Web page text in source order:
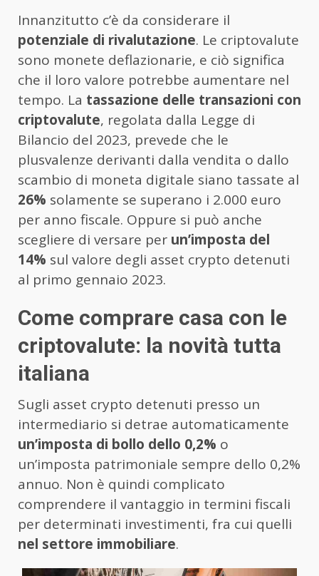
Innanzitutto c’è da considerare il
potenziale di rivalutazione. Le criptovalute
sono monete deflazionarie, e ciò significa
che il loro valore potrebbe aumentare nel
tempo. La tassazione delle transazioni con
criptovalute, regolata dalla Legge di
Bilancio del 2023, prevede che le
plusvalenze derivanti dalla vendita o dallo
scambio di moneta digitale siano tassate al
26% solamente se superano i 2.000 euro
per anno fiscale. Oppure si può anche
scegliere di versare per un’imposta del
14% sul valore degli asset crypto detenuti
al primo gennaio 2023.
Come comprare casa con le
criptovalute: la novità tutta
italiana
Sugli asset crypto detenuti presso un
intermediario si detrae automaticamente
un’imposta di bollo dello 0,2% o
un’imposta patrimoniale sempre dello 0,2%
annuo. Non è quindi complicato
comprendere il vantaggio in termini fiscali
per determinati investimenti, fra cui quelli
nel settore immobiliare.